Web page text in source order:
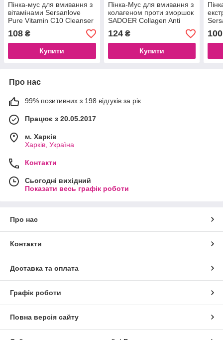
Пінка-мус для вмивання з
вітамінами Sersanlove
Pure Vitamin C10 Cleanser
108 ₴
Купити
Пінка-Мус для вмивання з
колагеном проти зморшок
SADOER Collagen Anti
Wrinkle Cleansing Mousse,
120 ml
124₴
Купити
100
Про нас
99% позитивних з 198 відгуків за рік
Працює з 20.05.2017
м. Харків
Харків, Україна
Контакти
Сьогодні вихідний
Показати весь графік роботи
Про нас
Контакти
Доставка та оплата
Графік роботи
Повна версія сайту